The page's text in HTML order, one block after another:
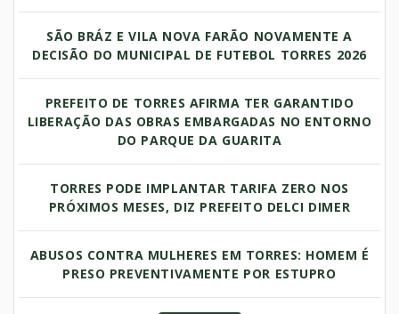
SÃO BRÁZ E VILA NOVA FARÃO NOVAMENTE A
DECISÃO DO MUNICIPAL DE FUTEBOL TORRES 2026
PREFEITO DE TORRES AFIRMA TER GARANTIDO
LIBERAÇÃO DAS OBRAS EMBARGADAS NO ENTORNO
DO PARQUE DA GUARITA
TORRES PODE IMPLANTAR TARIFA ZERO NOS
PRÓXIMOS MESES, DIZ PREFEITO DELCI DIMER
ABUSOS CONTRA MULHERES EM TORRES: HOMEM É
PRESO PREVENTIVAMENTE POR ESTUPRO